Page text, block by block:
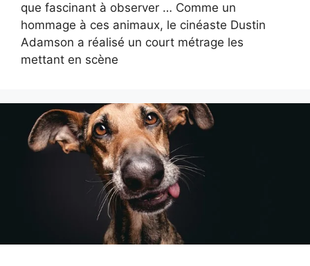
que fascinant à observer … Comme un
hommage à ces animaux, le cinéaste Dustin
Adamson a réalisé un court métrage les
mettant en scène